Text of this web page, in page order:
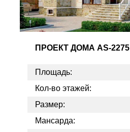
ПРОЕКТ ДОМА AS-2275
Площадь:
Кол-во этажей:
Размер:
Мансарда: